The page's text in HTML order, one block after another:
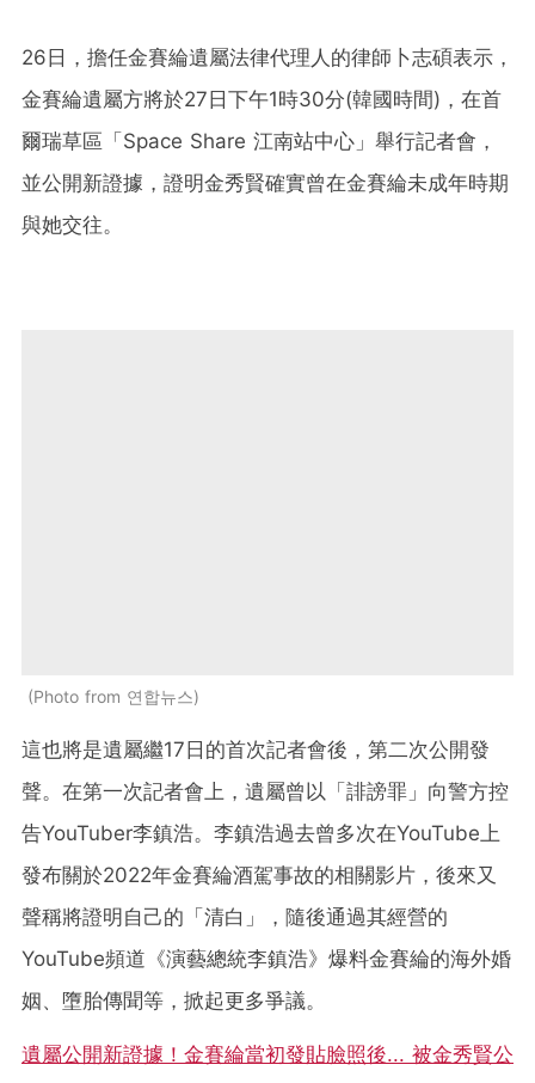
26日，擔任金賽綸遺屬法律代理人的律師卜志碩表示，
金賽綸遺屬方將於27日下午1時30分(韓國時間)，在首
爾瑞草區「Space Share 江南站中心」舉行記者會，
並公開新證據，證明金秀賢確實曾在金賽綸未成年時期
與她交往。
Photo from 연합뉴스
這也將是遺屬繼17日的首次記者會後，第二次公開發
聲。在第一次記者會上，遺屬曾以「誹謗罪」向警方控
告YouTuber李鎮浩。李鎮浩過去曾多次在YouTube上
發布關於2022年金賽綸酒駕事故的相關影片，後來又
聲稱將證明自己的「清白」，隨後通過其經營的
YouTube頻道《演藝總統李鎮浩》爆料金賽綸的海外婚
姻、墮胎傳聞等，掀起更多爭議。
遺屬公開新證據！金賽綸當初發貼臉照後... 被金秀賢公